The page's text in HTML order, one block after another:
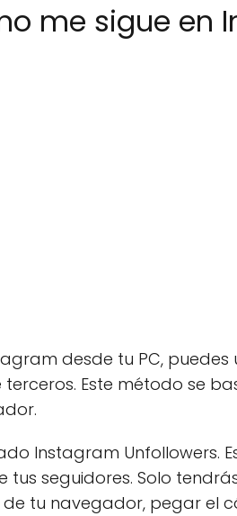
me sigue en
desde tu PC,
Este método se
Instagram Unfollowers.
seguidores. Solo
tu navegador, pegar el